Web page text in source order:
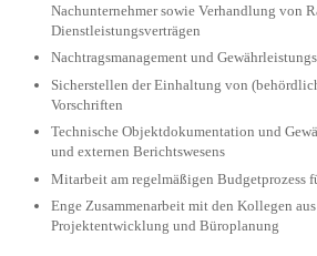
Nachunternehmer sowie Verhandlung von
Dienstleistungsverträgen
Nachtragsmanagement und
Sicherstellen der Einhaltung von
Vorschriften
Technische Objektdokumentation und
und externen Berichtswesens
Mitarbeit am regelmäßigen Budgetprozess
Enge Zusammenarbeit mit den Kollegen
Projektentwicklung und Büroplanung